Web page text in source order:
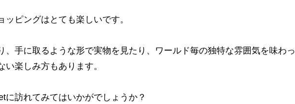
ピングはとても楽しいです。
、手に取るような形で実物を見たり、ワールド毎の独特な雰囲気を味わっ
楽しみ方もあります。
に訪れてみてはいかがでしょうか？